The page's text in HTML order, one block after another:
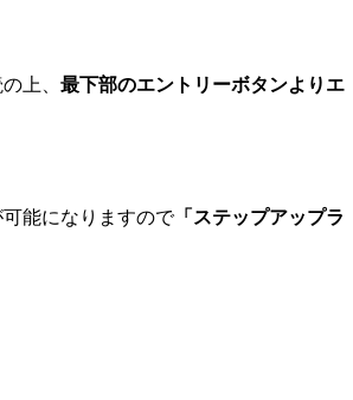
上、 最下部のエントリーボタンよりエ
可能になりますので「ステップアップラ